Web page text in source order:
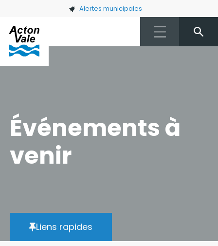
Skip to main content Alertes municipales
Événements à
venir
Liens rapides